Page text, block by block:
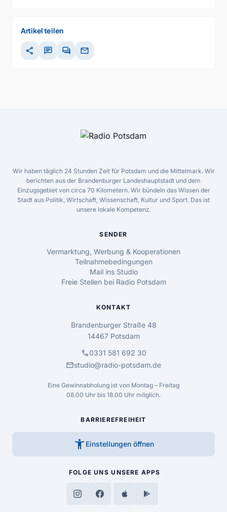
Artikel teilen
share chat forum mail
Wir haben täglich 24 Stunden Zeit für Potsdam und die Mittelmark. Wir
berichten aus der Brandenburger Landeshauptstadt und dem
Einzugsgebiet von circa 70 Kilometern. Wir bündeln das Wissen der
Stadt aus Politik, Wirtschaft, Wissenschaft, Kultur und Sport. Das ist
unsere lokale Kompetenz.
SENDER
Vermarktung, Werbung & Kooperationen
Teilnahmebedingungen
Mail ins Studio
Freie Stellen bei Radio Potsdam
KONTAKT
Brandenburger Straße 48
14467 Potsdam
call0331 581 692 30
mailstudio@radio-potsdam.de
Eine Gewinnabholung ist von Montag – Freitag
08.00 Uhr bis 18.00 Uhr möglich.
BARRIEREFREIHEIT
accessibility_new Einstellungen öffnen
FOLGE UNS UNSERE APPS